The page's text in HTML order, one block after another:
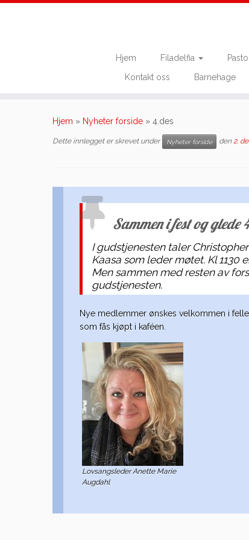
Hjem Filadelfia
Kontakt oss
Barnehage
Hjem » Nyheter forside » 4.des
Dette innlegget er skrevet under Nyheter forside den2.
Sammen i fest og glede
I gudstjenesten taler
Kaasa som leder møtet. Kl
Men sammen med resten av
gudstjenesten.
Nye medlemmer ønskes velkommen i
som fås kjøpt i kaféen.
Lovsangsleder Anette Marie
Augdahl